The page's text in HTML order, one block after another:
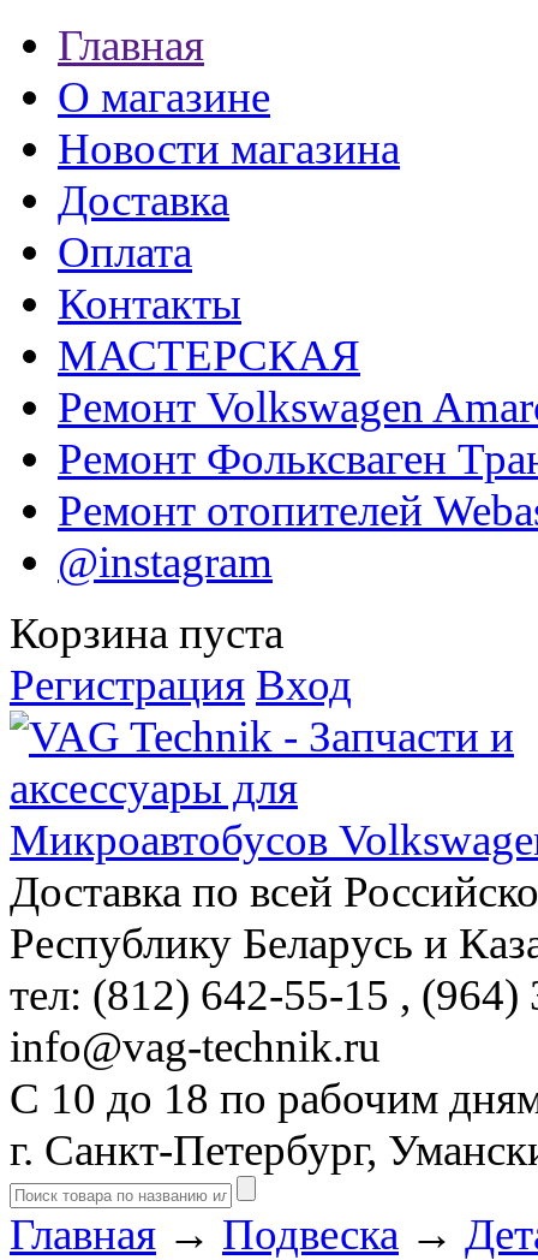
Главная
О магазине
Новости магазина
Доставка
Оплата
Контакты
МАСТЕРСКАЯ
Ремонт Volkswagen
Ремонт Фольксваген
Ремонт отопителей
@instagram
Корзина пуста
Регистрация Вход
Доставка по всей
Республику Беларусь и
тел: (812) 642-55-15 , (964)
info@vag-technik.ru
С 10 до 18 по рабочим
г. Санкт-Петербург,
Главная → Подвеска →